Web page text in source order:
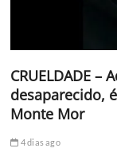
CRUELDADE –
desaparecido,
Monte Mor
4 dias ago